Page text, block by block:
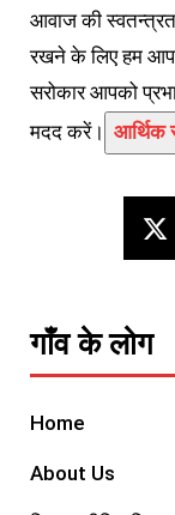
आवाज की
रखने के लिए हम
सरोकार आपको
मदद करें। आर्थिक
गाँव के लोग
Home
About Us